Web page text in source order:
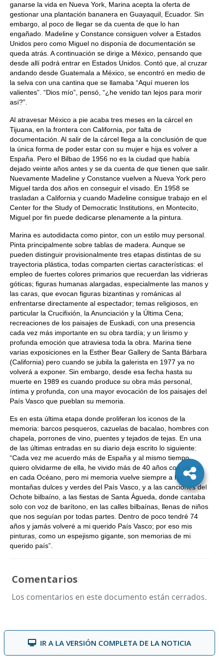
ganarse la vida en Nueva York, Marina acepta la oferta de
gestionar una plantación bananera en Guayaquil, Ecuador. Sin
embargo, al poco de llegar se da cuenta de que lo han
engañado. Madeline y Constance consiguen volver a Estados
Unidos pero como Miguel no disponía de documentación se
queda atrás. A continuación se dirige a México, pensando que
desde allí podrá entrar en Estados Unidos. Contó que, al cruzar
andando desde Guatemala a México, se encontró en medio de
la selva con una cantina que se llamaba “Aquí mueren los
valientes”. “Dios mío”, pensó, “¿he venido tan lejos para morir
así?”.
Al atravesar México a pie acaba tres meses en la cárcel en
Tijuana, en la frontera con California, por falta de
documentación. Al salir de la cárcel llega a la conclusión de que
la única forma de poder estar con su mujer e hija es volver a
España. Pero el Bilbao de 1956 no es la ciudad que había
dejado veinte años antes y se da cuenta de que tienen que salir.
Nuevamente Madeline y Constance vuelven a Nueva York pero
Miguel tarda dos años en conseguir el visado. En 1958 se
trasladan a California y cuando Madeline consigue trabajo en el
Center for the Study of Democratic Institutions, en Montecito,
Miguel por fin puede dedicarse plenamente a la pintura.
Marina es autodidacta como pintor, con un estilo muy personal.
Pinta principalmente sobre tablas de madera. Aunque se
pueden distinguir provisionalmente tres etapas distintas de su
trayectoria plástica, todas comparten ciertas características: el
empleo de fuertes colores primarios que recuerdan las vidrieras
góticas; figuras humanas alargadas, especialmente las manos y
las caras, que evocan figuras bizantinas y románicas al
enfrentarse directamente al espectador; temas religiosos, en
particular la Crucifixión, la Anunciación y la Última Cena;
recreaciones de los paisajes de Euskadi, con una presencia
cada vez más importante en su obra tardía; y un lirismo y
profunda emoción que atraviesa toda la obra. Marina tiene
varias exposiciones en la Esther Bear Gallery de Santa Bárbara
(California) pero cuando se jubila la galerista en 1977 ya no
volverá a exponer. Sin embargo, desde esa fecha hasta su
muerte en 1989 es cuando produce su obra más personal,
íntima y profunda, con una mayor evocación de los paisajes del
País Vasco que pueblan su memoria.
Es en esta última etapa donde proliferan los iconos de la
memoria: barcos pesqueros, cazuelas de bacalao, hombres con
chapela, porrones de vino, puentes y tejados de tejas. En una
de las últimas entradas en su diario deja escrito lo siguiente:
“Cada vez me acuerdo más de España y al mismo tiempo
quiero olvidarme de ella, he vivido más de 40 años con un pie
en cada Océano, pero mi memoria vuelve siempre a las
montañas dulces y verdes del País Vasco, y a las canciones del
Ochote bilbaíno, a las fiestas de Santa Águeda, donde cantaba
solo con voz de barítono, en las calles bilbaínas, llenas de niños
que nos seguían por todas partes. Dentro de poco tendré 74
años y jamás volveré a mi querido País Vasco; por eso mis
pinturas, como un espejismo gigante, son memorias de mi
querido país”.
Comentarios
Los comentarios en este documento están cerrados.
IR A LA VERSIÓN COMPLETA DE LA NOTICIA